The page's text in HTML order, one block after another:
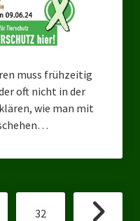
muss frühzeitig
oft nicht in der
wie man mit
32